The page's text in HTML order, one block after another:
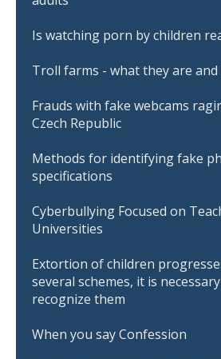
Is watching porn by children
Troll farms - what they are
Frauds with fake webcams
Czech Republic
Methods for identifying fake
specifications
Cyberbullying Focused on
Universities
Extortion of children
several schemes, it is
recognize them
When you say Confession